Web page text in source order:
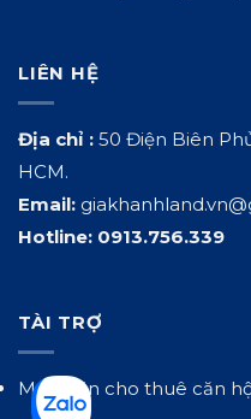
LIÊN HỆ
Địa chỉ : 50 Điện Biên
HCM.
Email:
Hotline: 0913.756.339
TÀI TRỢ
Mua bán cho thuê căn